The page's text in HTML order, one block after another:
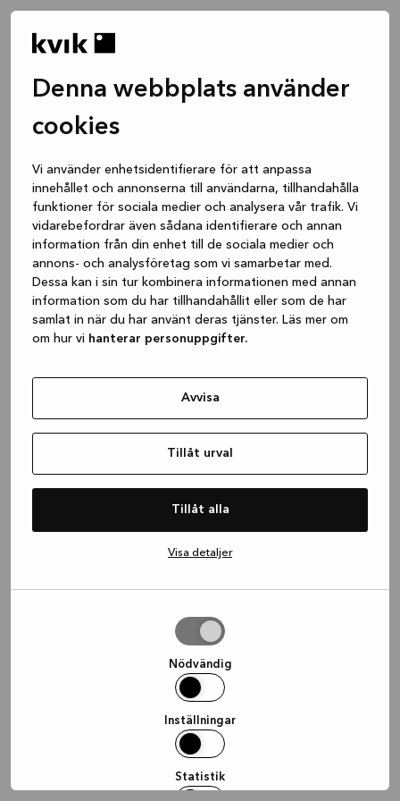
Denna webbplats använder
cookies
Vi använder enhetsidentifierare för att anpassa
innehållet och annonserna till användarna, tillhandahålla
funktioner för sociala medier och analysera vår trafik. Vi
vidarebefordrar även sådana identifierare och annan
information från din enhet till de sociala medier och
annons- och analysföretag som vi samarbetar med.
Dessa kan i sin tur kombinera informationen med annan
information som du har tillhandahållit eller som de har
samlat in när du har använt deras tjänster. Läs mer om
om hur vi hanterar personuppgifter.
Avvisa
Tillåt urval
Tillåt alla
Visa detaljer
Nödvändig
Inställningar
Statistik
(see the browser console for more
information).